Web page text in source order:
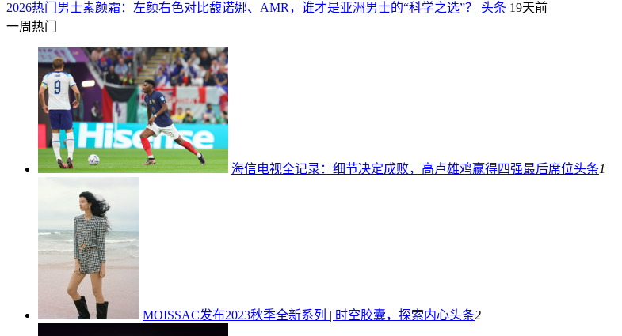
2026热门男士素颜霜：左颜右色对比馥诺娜、AMR，谁才是亚洲男士的“科学之选”？
头条 19天前
一周热门
海信电视全记录：细节决定成败，高卢雄鸡赢得四强最后席位头条1
MOISSAC发布2023秋季全新系列 | 时空胶囊，探索内心头条2